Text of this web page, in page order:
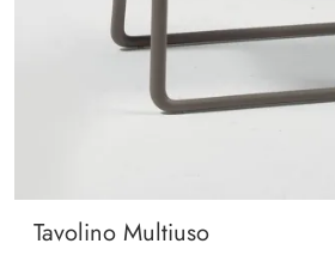
Tavolino Multiuso